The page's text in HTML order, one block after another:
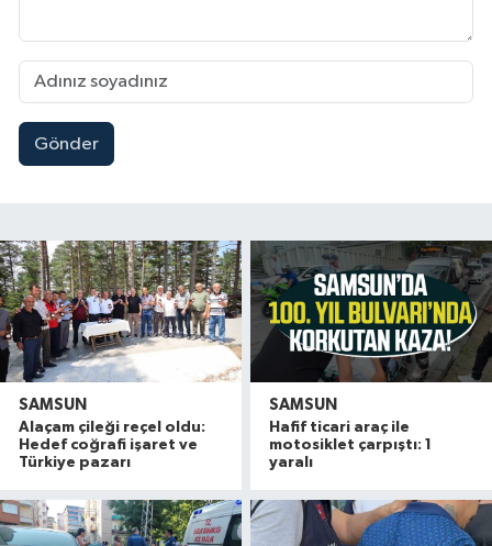
Gönder
SAMSUN
Alaçam çileği reçel oldu:
Hedef coğrafi işaret ve
Türkiye pazarı
SAMSUN
Hafif ticari araç ile
motosiklet çarpıştı: 1
yaralı